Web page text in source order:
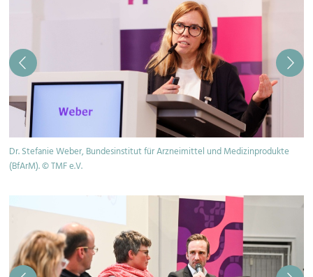
Dr. Stefanie Weber, Bundesinstitut für Arzneimittel und Medizinprodukte
(BfArM). © TMF e.V.